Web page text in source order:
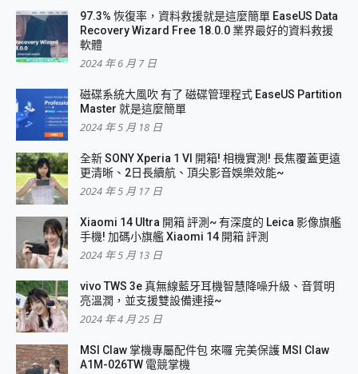
97.3% 恢復率，資料救援就是這麼簡單 EaseUS Data
Recovery Wizard Free 18.0.0 業界最好的資料救援
軟體
2024 年 6 月 7 日
磁碟系統大風吹 有了 磁碟管理程式 EaseUS Partition
Master 就是這麼簡單
2024 年 5 月 18 日
全新 SONY Xperia 1 VI 開箱! 相機實測! 長焦覆蓋更遠
更清晰、2日長續航、頂尖影音娛樂效能~
2024 年 5 月 17 日
Xiaomi 14 Ultra 開箱 評測~ 有深度的 Leica 影像旗艦
手機! 加碼小旗艦 Xiaomi 14 開箱 評測
2024 年 5 月 13 日
vivo TWS 3e 真無線藍牙耳機智慧降噪升級、音質明
亮溫潤，並支援雙設備連接~
2024 年 4 月 25 日
MSI Claw 掌機專屬配件包 來囉 完美保護 MSI Claw
A1M-026TW 電競掌機